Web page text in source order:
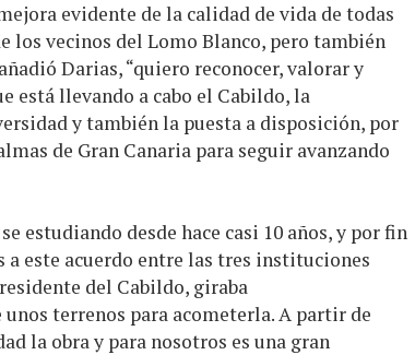
evidente de la calidad de vida de todas
los vecinos del Lomo Blanco, pero también
Darias, “quiero reconocer, valorar y
está llevando a cabo el Cabildo, la
y también la puesta a disposición, por
de Gran Canaria para seguir avanzando
estudiando desde hace casi 10 años, y por fin
a este acuerdo entre las tres instituciones
del Cabildo, giraba
terrenos para acometerla. A partir de
la obra y para nosotros es una gran